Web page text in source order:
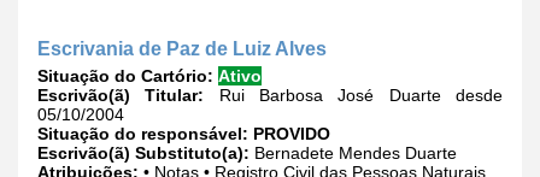
Escrivania de Paz de Luiz Alves
Situação do Cartório: Ativo
Escrivão(ã) Titular: Rui Barbosa José Duarte desde
05/10/2004
Situação do responsável: PROVIDO
Escrivão(ã) Substituto(a): Bernadete Mendes Duarte
Atribuições: • Notas • Registro Civil das Pessoas Naturais